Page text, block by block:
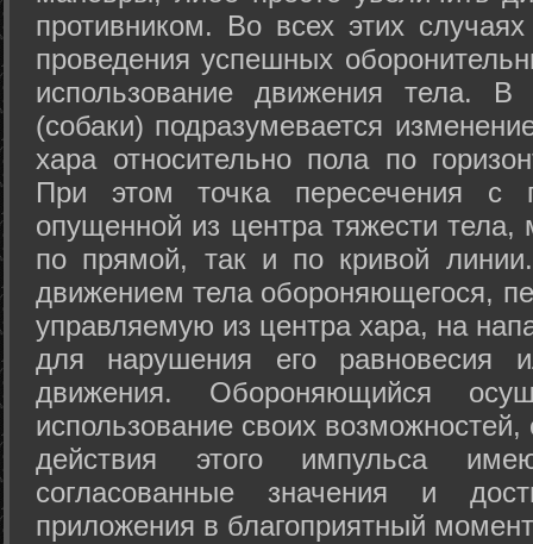
противником. Во всех этих
проведения успешных
использование движения тела.
(собаки) подразумевается
хара относительно пола по
При этом точка пересечения с
опущенной из центра тяжести
по прямой, так и по кривой
движением тела обороняющегося,
управляемую из центра хара, на
для нарушения его равновесия
движения. Обороняющийся
использование своих
действия этого импульса
согласованные значения и
приложения в благоприятный